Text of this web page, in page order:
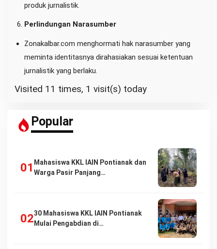
produk jurnalistik.
Perlindungan Narasumber
Zonakalbar.com menghormati hak narasumber yang
meminta identitasnya dirahasiakan sesuai ketentuan
jurnalistik yang berlaku.
Visited 11 times, 1 visit(s) today
Popular
Mahasiswa KKL IAIN Pontianak dan
Warga Pasir Panjang…
30 Mahasiswa KKL IAIN Pontianak
Mulai Pengabdian di…